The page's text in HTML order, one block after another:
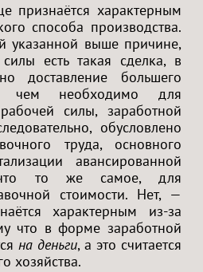
признаётся характерным
способа производства.
указанной выше причине,
есть такая сделка, в
доставление большего
чем необходимо для
силы, заработной
обусловлено
труда, основного
авансированной
что то же самое, для
стоимости. Нет, —
характерным из-за
что в форме заработной
на деньги, а это считается
хозяйства.